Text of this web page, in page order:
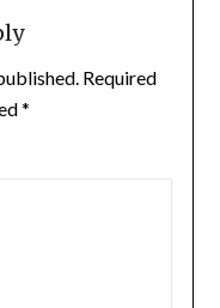
Required
*